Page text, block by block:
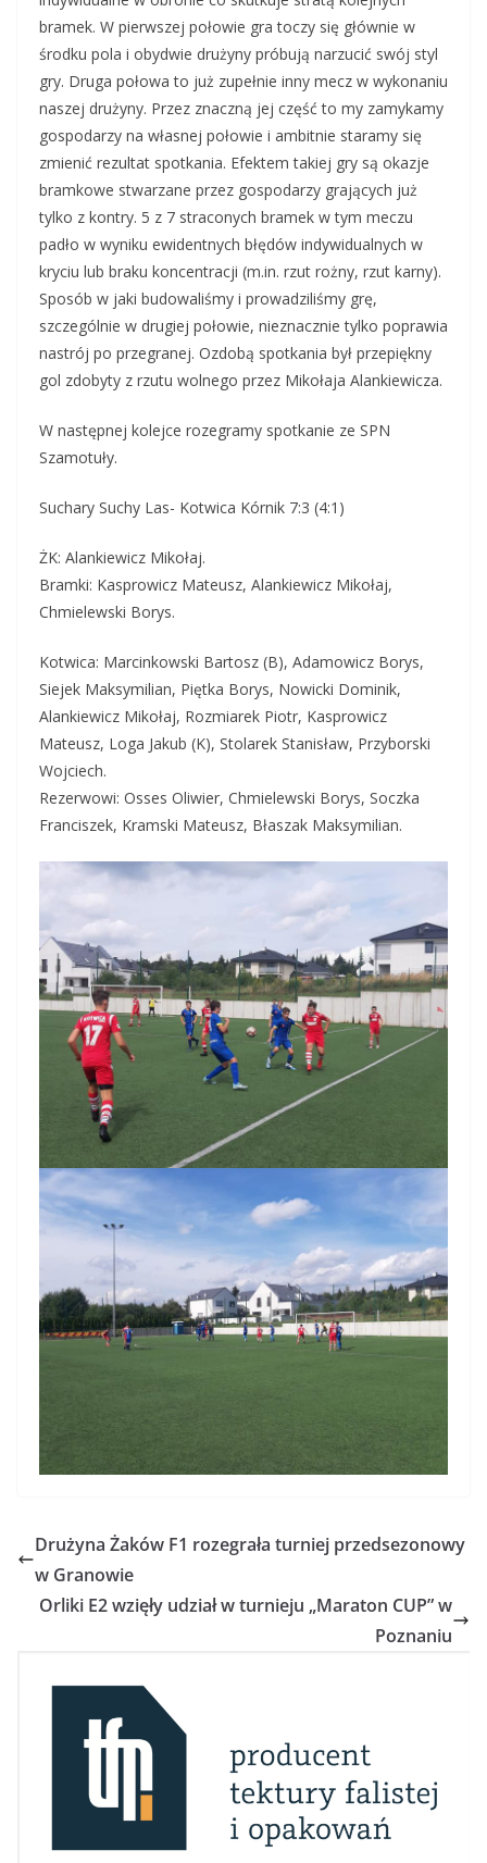
bramek. W pierwszej połowie gra toczy się głównie w
środku pola i obydwie drużyny próbują narzucić swój styl
gry. Druga połowa to już zupełnie inny mecz w wykonaniu
naszej drużyny. Przez znaczną jej część to my zamykamy
gospodarzy na własnej połowie i ambitnie staramy się
zmienić rezultat spotkania. Efektem takiej gry są okazje
bramkowe stwarzane przez gospodarzy grających już
tylko z kontry. 5 z 7 straconych bramek w tym meczu
padło w wyniku ewidentnych błędów indywidualnych w
kryciu lub braku koncentracji (m.in. rzut rożny, rzut karny).
Sposób w jaki budowaliśmy i prowadziliśmy grę,
szczególnie w drugiej połowie, nieznacznie tylko poprawia
nastrój po przegranej. Ozdobą spotkania był przepiękny
gol zdobyty z rzutu wolnego przez Mikołaja Alankiewicza.
W następnej kolejce rozegramy spotkanie ze SPN
Szamotuły.
Suchary Suchy Las- Kotwica Kórnik 7:3 (4:1)
ŻK: Alankiewicz Mikołaj.
Bramki: Kasprowicz Mateusz, Alankiewicz Mikołaj,
Chmielewski Borys.
Kotwica: Marcinkowski Bartosz (B), Adamowicz Borys,
Siejek Maksymilian, Piętka Borys, Nowicki Dominik,
Alankiewicz Mikołaj, Rozmiarek Piotr, Kasprowicz
Mateusz, Loga Jakub (K), Stolarek Stanisław, Przyborski
Wojciech.
Rezerwowi: Osses Oliwier, Chmielewski Borys, Soczka
Franciszek, Kramski Mateusz, Błaszak Maksymilian.
Drużyna Żaków F1 rozegrała turniej przedsezonowy
w Granowie
Orliki E2 wzięły udział w turnieju „Maraton CUP” w
Poznaniu